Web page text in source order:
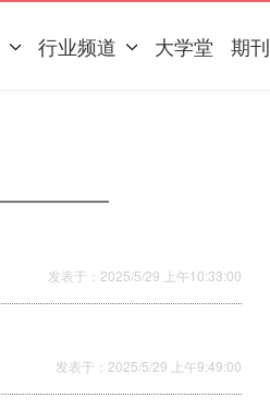
行业频道 大学堂 期刊
发表于：2025/5/29 上午10:33:00
发表于：2025/5/29 上午9:49:00